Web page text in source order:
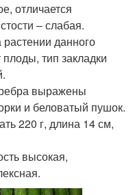
отличается
– слабая.
данного
тип закладки
выражены
и беловатый пушок.
220 г, длина 14 см,
высокая,